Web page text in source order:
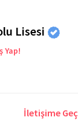
Lisesi
Yap!
İletişime Geç